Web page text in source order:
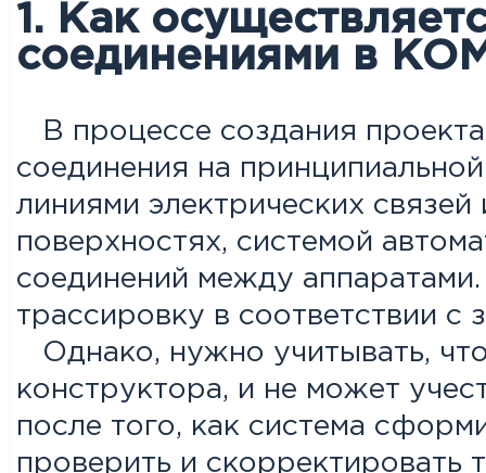
1. Как
соединениями в
В процессе создания
соединения на
линиями электрических
поверхностях, системой
соединений между
трассировку в соответствии
Однако, нужно учитывать,
конструктора, и не может
после того, как система
проверить и скорректировать